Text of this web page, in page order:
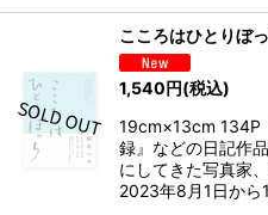
こころはひとりぼ
1,540円(税込)
19cm×13cm 134P
録』などの日記作
にしてきた写真家
2023年8月1日から